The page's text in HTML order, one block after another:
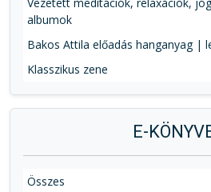
albumok
Bakos Attila előadás hanganyag |
Klasszikus zene
E-
Összes